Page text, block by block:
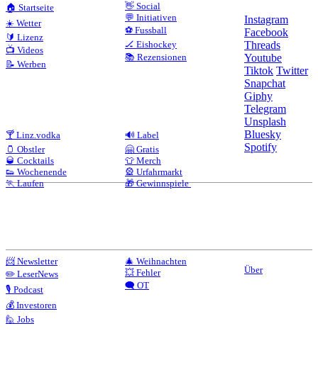
🏠 Startseite
☀️ Wetter
🔰 Lizenz
📺 Videos
📝 Werben
👋 Social
💬 Initiativen
⚽ Fussball
🏒 Eishockey
📚 Rezensionen
🍸 Linz.vodka
🫙 Obstler
🥃 Cocktails
👟 Wochenende
🏃 Laufen
🔊 Label
🤗 Gratis
👕 Merch
🎡 Urfahrmarkt
🎁 Gewinnspiele
📨 Newsletter
✏️ LeserNews
🎙️ Podcast
💰 Investoren
🙋 Jobs
🎄 Weihnachten
💥 Fehler
🗨️ OT
Instagram
Facebook
Threads
Youtube
Tiktok Twitter
Snapchat
Giphy
Telegram
Unsplash
Bluesky
Spotify
Über